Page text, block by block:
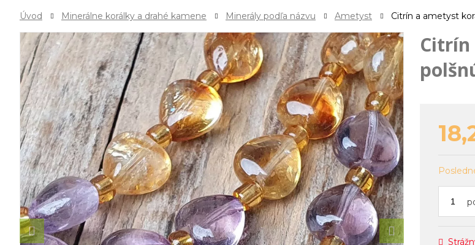
Úvod Minerálne korálky a drahé kamene Minerály podľa názvu Ametyst Citrín a ametyst
Citrín